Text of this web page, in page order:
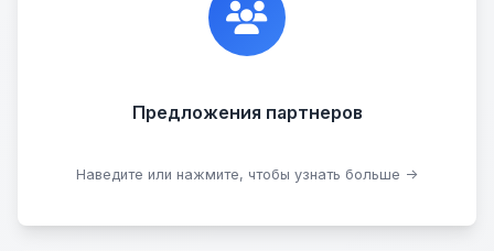
Предложения партнеров
Наведите или нажмите, чтобы узнать больше →
вас есть интересные идеи, мы всегда открыты к
сотрудничеству.
Стать партнером